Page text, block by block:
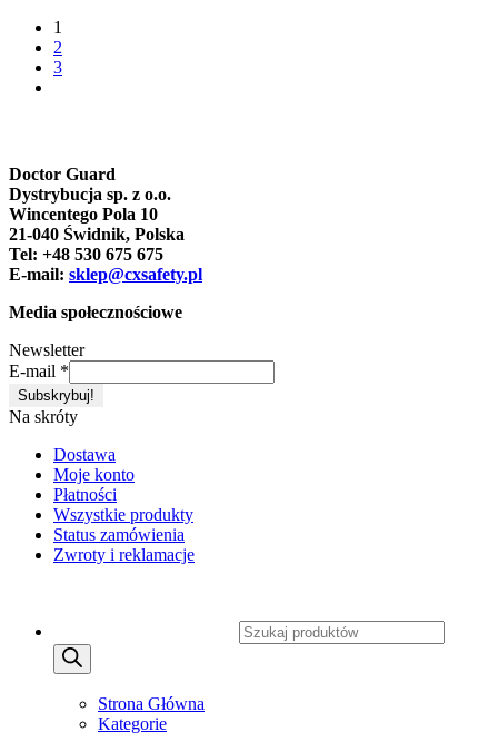
1
2
3
Doctor Guard
Dystrybucja sp. z o.o.
Wincentego Pola 10
21-040 Świdnik, Polska
Tel: +48 530 675 675
E-mail: sklep@cxsafety.pl
Media społecznościowe
Newsletter
E-mail *
Na skróty
Dostawa
Moje konto
Płatności
Wszystkie produkty
Status zamówienia
Zwroty i reklamacje
Strona Główna
Kategorie